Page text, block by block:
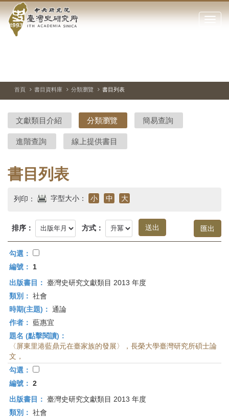
到中
央
院-
臺
灣
史
研
究
首
頁
點
閉
站
停、
圖
圖
結
首頁 書目資料庫 分類瀏覽 書目列表
文獻類目介紹 分類瀏覽 簡易查詢
進階查詢 線上提供書目
書目列表
列印： 字型大小： 小 中 大
排序： 方式：
勾選：
編號：
1
出版書目： 臺灣史研究文獻類目 2013 年度
類別： 社會
時期(主題)： 通論
作者： 藍惠宜
題名 (點擊閱讀)：
〈屏東里港藍鼎元在臺家族的發展〉，長榮大學臺灣研究所碩士論
文，
勾選：
編號： 2
出版書目： 臺灣史研究文獻類目 2013 年度
類別： 社會